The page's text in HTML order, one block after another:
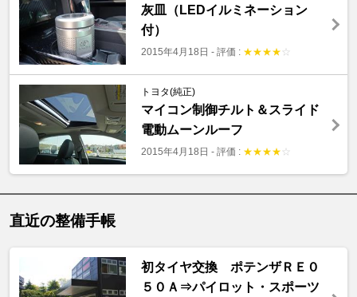
灰皿（LEDイルミネーション
付）
2015年4月18日 - 評価 : ★★★★ ☆
トヨタ(純正)
マイコン制御チルト＆スライド
電動ムーンルーフ
2015年4月18日 - 評価 : ★★★★ ☆
直近の整備手帳
初タイヤ交換 ポテンザＲＥ０
５０Ａ⇒パイロット・スポーツ